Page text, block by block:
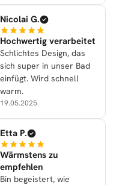
Nicolai G.
Hochwertig verarbeitet
Schlichtes Design, das
sich super in unser Bad
einfügt. Wird schnell
warm.
19.05.2025
Etta P.
Wärmstens zu
empfehlen
Bin begeistert, wie